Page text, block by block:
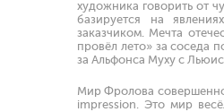
художника говорить от
базируется на
заказчиком. Мечта
провёл лето» за соседа
за Альфонса Муху с
Мир Фролова
impression. Это мир